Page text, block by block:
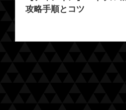
攻略手順とコツ